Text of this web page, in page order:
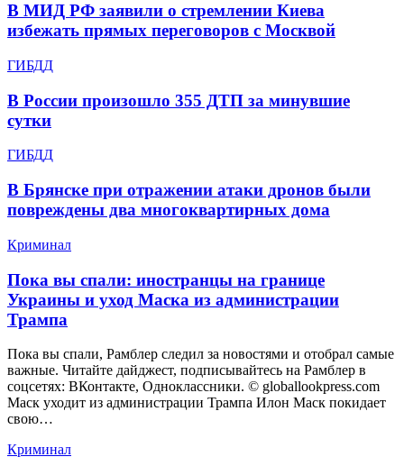
В МИД РФ заявили о стремлении Киева
избежать прямых переговоров с Москвой
ГИБДД
В России произошло 355 ДТП за минувшие
сутки
ГИБДД
В Брянске при отражении атаки дронов были
повреждены два многоквартирных дома
Криминал
Пока вы спали: иностранцы на границе
Украины и уход Маска из администрации
Трампа
Пока вы спали, Рамблер следил за новостями и отобрал самые
важные. Читайте дайджест, подписывайтесь на Рамблер в
соцсетях: ВКонтакте, Одноклассники. © globallookpress.com
Маск уходит из администрации Трампа Илон Маск покидает
свою…
Криминал